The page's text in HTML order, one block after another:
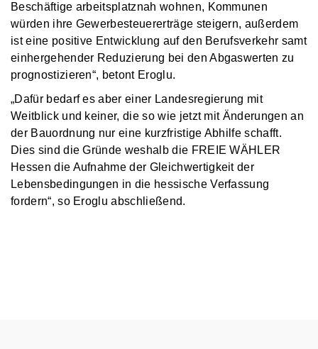
Beschäftige arbeitsplatznah wohnen, Kommunen
würden ihre Gewerbesteuererträge steigern, außerdem
ist eine positive Entwicklung auf den Berufsverkehr samt
einhergehender Reduzierung bei den Abgaswerten zu
prognostizieren“, betont Eroglu.
„Dafür bedarf es aber einer Landesregierung mit
Weitblick und keiner, die so wie jetzt mit Änderungen an
der Bauordnung nur eine kurzfristige Abhilfe schafft.
Dies sind die Gründe weshalb die FREIE WÄHLER
Hessen die Aufnahme der Gleichwertigkeit der
Lebensbedingungen in die hessische Verfassung
fordern“, so Eroglu abschließend.